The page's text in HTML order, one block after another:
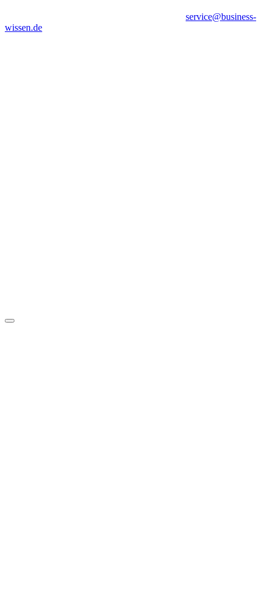
service@business-
wissen.de